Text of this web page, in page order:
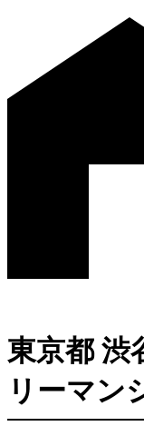
東京都 渋
リーマン